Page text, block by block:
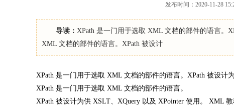
发布时间：2020-11-28
导读： XPath 是一门用于选取 XML 文档的部件的语言。
XML 文档的部件的语言。XPath 被设计
XPath 是一门用于选取 XML 文档的部件的语言。XPath 被设计
XPath 是一门用于选取 XML 文档的部件的语言。
XPath 被设计为供 XSLT、XQuery 以及 XPointer 使用。 XML 教